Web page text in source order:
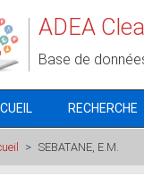
ADEA
Base de
RECHERCHE
> SEBATANE, E.M.